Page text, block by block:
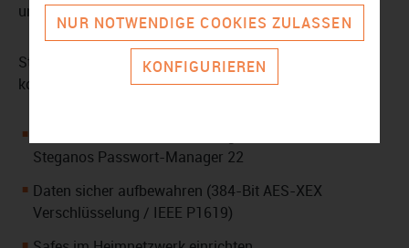
unwiderruflich von der Festplatte entfernt sind.
Steganos Privacy Suite 22 (1 Jahr / 5 Geräte) kurz und
kompakt:
Steganos Passwort-Manager 22
Daten sicher aufbewahren (384-Bit AES-XEX
Verschlüsselung / IEEE P1619)
NUR NOTWENDIGE COOKIES ZULASSEN
KONFIGURIEREN